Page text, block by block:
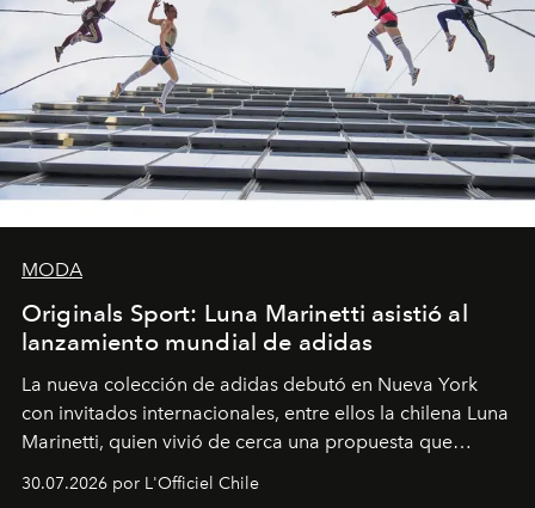
MODA
Originals Sport: Luna Marinetti asistió al
lanzamiento mundial de adidas
La nueva colección de adidas debutó en Nueva York
con invitados internacionales, entre ellos la chilena Luna
Marinetti, quien vivió de cerca una propuesta que
30.07.2026 por L'Officiel Chile